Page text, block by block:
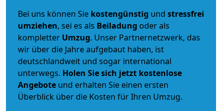
Bei uns können Sie kostengünstig und stressfrei
umziehen, sei es als Beiladung oder als
kompletter Umzug. Unser Partnernetzwerk, das
wir über die Jahre aufgebaut haben, ist
deutschlandweit und sogar international
unterwegs. Holen Sie sich jetzt kostenlose
Angebote und erhalten Sie einen ersten
Überblick über die Kosten für Ihren Umzug.